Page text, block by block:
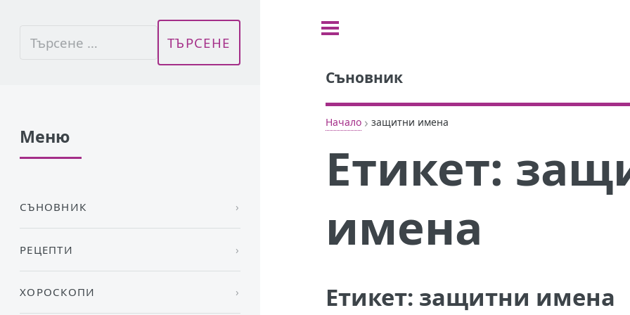
Съновник
Начало › защитни имена
Етикет:
имена
Етикет: защитни имена
Меню
СЪНОВНИК
РЕЦЕПТИ
ХОРОСКОПИ